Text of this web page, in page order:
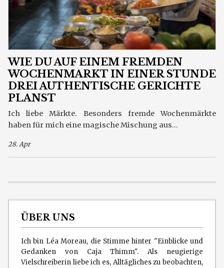
WIE DU AUF EINEM FREMDEN
WOCHENMARKT IN EINER STUNDE
DREI AUTHENTISCHE GERICHTE
PLANST
Ich liebe Märkte. Besonders fremde Wochenmärkte
haben für mich eine magische Mischung aus...
28. Apr
ÜBER UNS
Ich bin Léa Moreau, die Stimme hinter "Einblicke und
Gedanken von Caja Thimm". Als neugierige
Vielschreiberin liebe ich es, Alltägliches zu beobachten,